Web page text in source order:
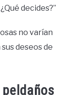
decides?”
no varían
deseos de